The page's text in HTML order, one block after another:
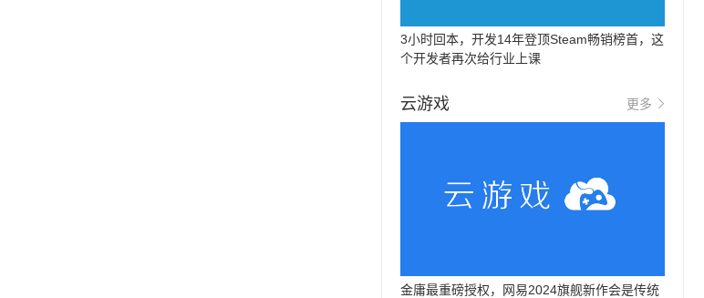
3小时回本，开发14年登顶Steam畅销榜首，这
个开发者再次给行业上课
云游戏 更多
金庸最重磅授权，网易2024旗舰新作会是传统